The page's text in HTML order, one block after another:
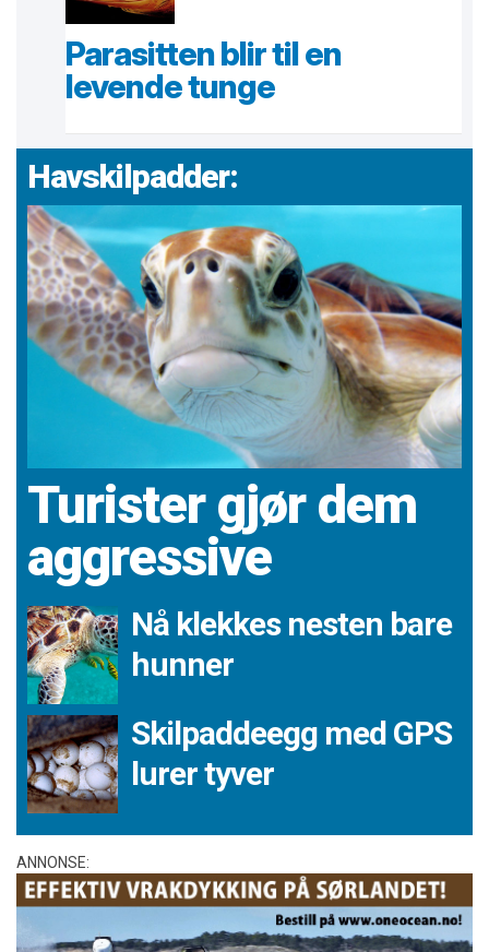
Parasitten blir til en
levende tunge
Havskilpadder:
Turister gjør dem
aggressive
Nå klekkes nesten bare
hunner
Skilpaddeegg med GPS
lurer tyver
ANNONSE: